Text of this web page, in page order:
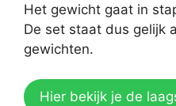
Het gewicht gaat in
De set staat dus gelijk
gewichten.
Hier bekijk je de